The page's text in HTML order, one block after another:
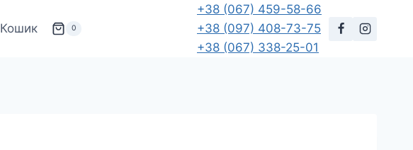
Кошик 0
+38 (067) 459-58-66
+38 (097) 408-73-75
+38 (067) 338-25-01